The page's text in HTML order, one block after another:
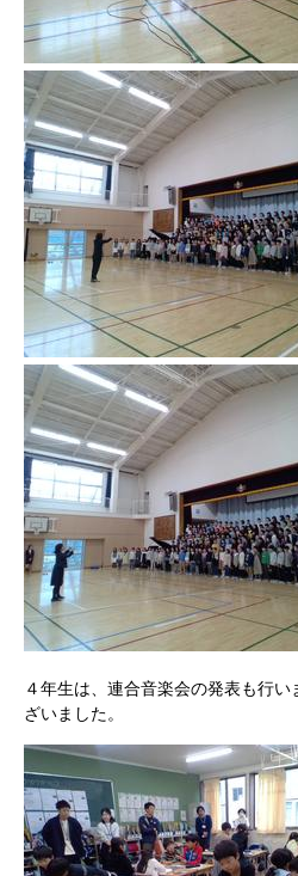
４年生は、連合音楽会の発表も行
ざいました。